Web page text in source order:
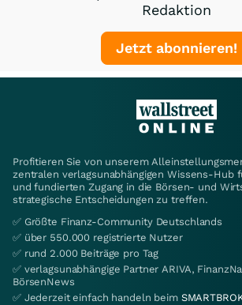
Redaktion
Jetzt abonnieren!
Profitieren Sie von unserem
zentralen verlagsunabhängigen Wissens-Hub
und fundierten Zugang in die Börsen- und
strategische Entscheidungen zu treffen.
✅ Größte Finanz-Community Deutschlands
✅ über 550.000 registrierte Nutzer
✅ rund 2.000 Beiträge pro Tag
✅ verlagsunabhängige Partner ARIVA,
BörsenNews
✅ Jederzeit einfach handeln beim